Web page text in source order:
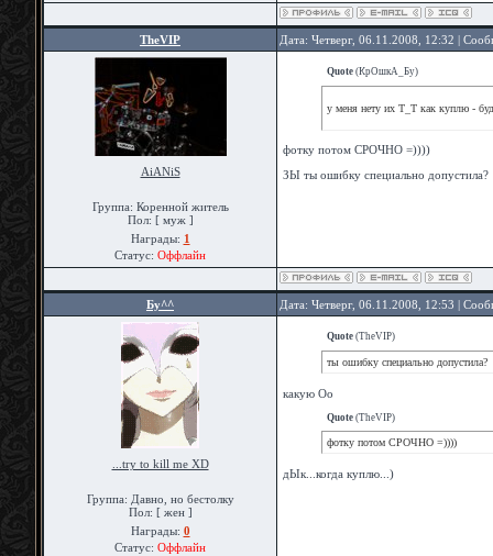
TheVIP Дата: Четверг, 06.11.2008, 12:32 |
AiANiS
Группа: Коренной житель
Пол: [ муж ]
Награды: 1
Статус: Оффлайн
Quote (КрОшкА_Бу)
у меня нету их Т_Т как куплю -
фотку потом СРОЧНО =))))
ЗЫ ты ошибку специально допустила?
Бу^^ Дата: Четверг, 06.11.2008, 12:53 |
...try to kill me XD
Группа: Давно, но бестолку
Пол: [ жен ]
Награды: 0
Статус: Оффлайн
Quote (TheVIP)
ты ошибку специально допустила?
какую Оо
Quote (TheVIP)
фотку потом СРОЧНО =))))
дЫк...когда куплю...)